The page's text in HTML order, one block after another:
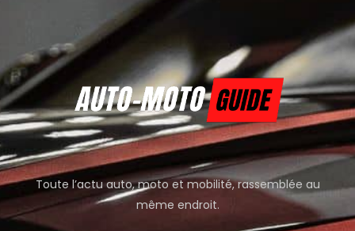
Toute l’actu auto, moto et mobilité, rassemblée au
même endroit.